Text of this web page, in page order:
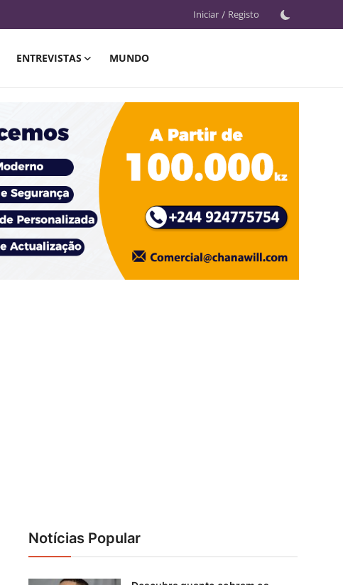
Iniciar / Registo
ENTREVISTAS MUNDO
Notícias Popular